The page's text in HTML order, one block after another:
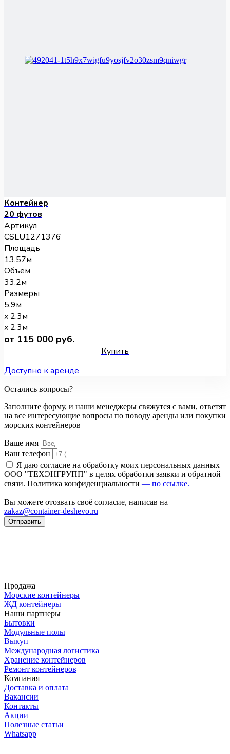
Контейнер
20 футов
Артикул
CSLU1271376
Площадь
13.57м
Объем
33.2м
Размеры
5.9м
x 2.3м
x 2.3м
от 115 000 руб.
Купить
Доступно к аренде
Остались вопросы?
Заполните форму, и наши менеджеры свяжутся с вами, ответят
на все интересующие вопросы по поводу аренды или покупки
морских контейнеров
Ваше имя
Ваш телефон
Я даю согласие на обработку моих персональных данных
ООО "ТЕХЭНГРУПП" в целях обработки заявки и обратной
связи. Политика конфиденциальности — по ссылке.
Вы можете отозвать своё согласие, написав на
zakaz@container-deshevo.ru
Отправить
Продажа
Морские контейнеры
ЖД контейнеры
Наши партнеры
Бытовки
Модульные полы
Выкуп
Международная логистика
Хранение контейнеров
Ремонт контейнеров
Компания
Доставка и оплата
Вакансии
Контакты
Акции
Полезные статьи
Whatsapp